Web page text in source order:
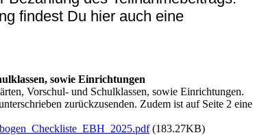
findest Du hier auch eine
sowie Einrichtungen
Vorschul- und Schulklassen, sowie Einrichtungen.
zurückzusenden. Zudem ist auf Seite 2 eine
(183.27KB)